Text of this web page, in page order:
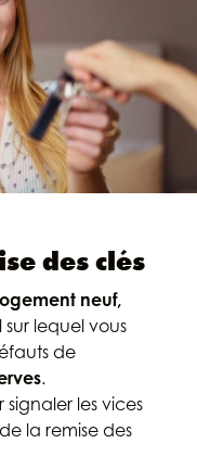
des clés
neuf,
lequel vous
de
.
signaler les vices
la remise des